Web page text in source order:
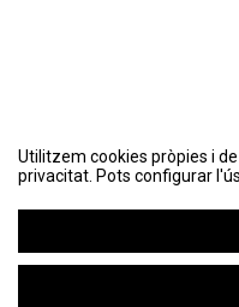
Utilitzem cookies pròpies i
privacitat. Pots configurar